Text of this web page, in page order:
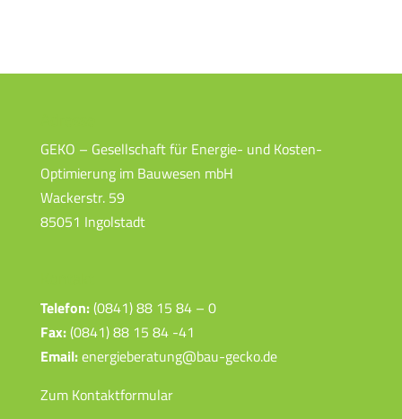
GEKO – Gesellschaft für Energie- und Kosten-
Optimierung im Bauwesen mbH
Wackerstr. 59
85051 Ingolstadt
Telefon:(0841) 88 15 84 – 0
Fax:(0841) 88 15 84 -41
Email:energieberatung@bau-gecko.de
Zum Kontaktformular